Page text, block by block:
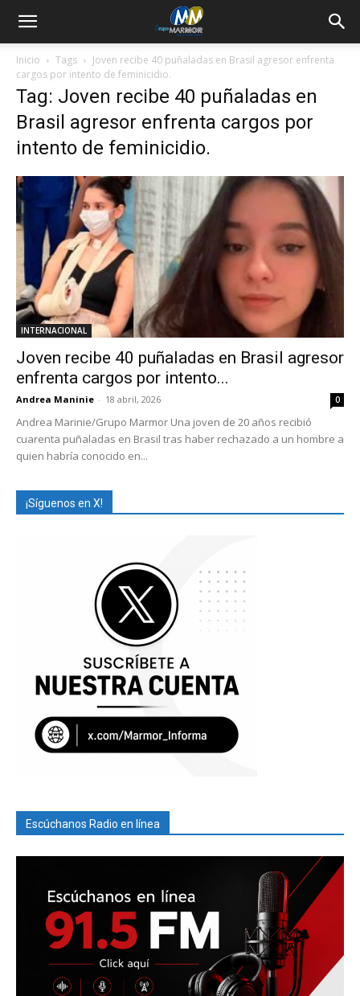
Inicio Tags
Joven recibe 40 puñaladas en Brasil agresor enfrenta
cargos por intento de feminicidio.
Tag: Joven recibe 40 puñaladas en
Brasil agresor enfrenta cargos por
intento de feminicidio.
INTERNACIONAL
Joven recibe 40 puñaladas en Brasil agresor
enfrenta cargos por intento...
Andrea Maninie - 18 abril, 2026 0
Andrea Marinie/Grupo Marmor Una joven de 20 años recibió
cuarenta puñaladas en Brasil tras haber rechazado a un hombre a
quien habría conocido en...
¡Síguenos en X!
Escúchanos Radio en línea